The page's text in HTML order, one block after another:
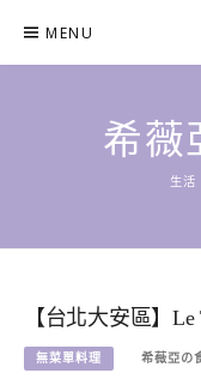
content
MENU
希薇
生
【台北大安區】
無菜單料理 希薇亞の